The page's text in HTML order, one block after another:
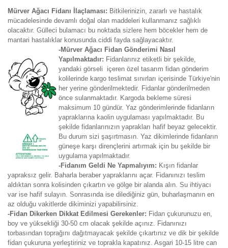
Mürver Ağacı Fidanı İlaçlaması: Bitkilerinizin, zararlı ve hastalık
mücadelesinde devamlı doğal olan maddeleri kullanmanız sağlıklı
olacaktır. Gülleci bulamacı bu noktada sizlere hem böcekler hem de
mantari hastalıklar konusunda ciddi fayda sağlayacaktır.
-Mürver Ağacı Fidan Gönderimi Nasıl
Yapılmaktadır: Fidanlarınız etiketli bir şekilde,
yandaki görseli içeren özel tasarım fidan gönderim
kolilerinde kargo teslimat sınırları içerisinde Türkiye'nin
her yerine gönderilmektedir. Fidanlar gönderilmeden
önce sulanmaktadır. Kargoda bekleme süresi
maksimum 10 gündür. Yaz gönderimlerinde fidanların
yapraklarına kaolin uygulaması yapılmaktadır. Bu
şekilde fidanlarınızın yaprakları hafif beyaz gelecektir.
Bu durum sizi şaşırtmasın. Yaz dikimlerinde fidanların
güneşe karşı dirençlerini artırmak için bu şekilde bir
uygulama yapılmaktadır.
-Fidanım Geldi Ne Yapmalıyım: Kışın fidanlar
yapraksız gelir. Baharla beraber yapraklarını açar. Fidanınızı teslim
aldıktan sonra kolisinden çıkartın ve gölge bir alanda alın. Su ihtiyacı
var ise hafif sulayın. Sonrasında ise dilediğiniz gün, buharlaşmanın en
az olduğu vakitlerde dikiminizi yapabilirsiniz.
-Fidan Dikerken Dikkat Edilmesi Gerekenler: Fidan çukurunuzu en,
boy ve yüksekliği 30-50 cm olacak şekilde açınız. Fidanınızı
torbasından toprağını dağıtmayacak şekilde çıkartınız ve dik bir şekilde
fidan çukuruna yerleştiriniz ve toprakla kapatınız. Asgari 10-15 litre can